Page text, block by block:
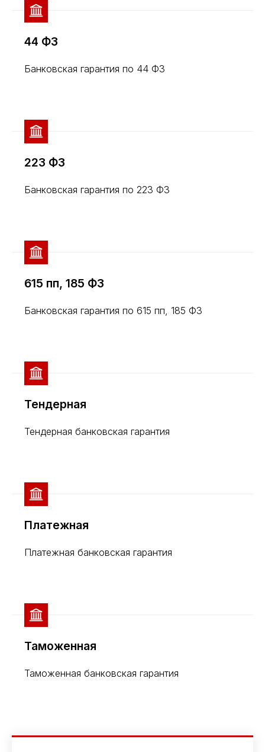
44 ФЗ
Банковская гарантия по 44 ФЗ
223 ФЗ
Банковская гарантия по 223 ФЗ
615 пп, 185 ФЗ
Банковская гарантия по 615 пп, 185 ФЗ
Тендерная
Тендерная банковская гарантия
Платежная
Платежная банковская гарантия
Таможенная
Таможенная банковская гарантия